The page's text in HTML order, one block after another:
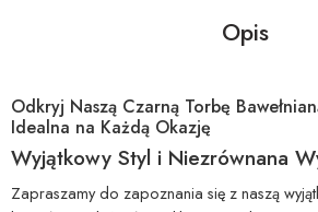
Opis
Odkryj Naszą Czarną Torbę
Idealna na Każdą Okazję
Wyjątkowy Styl i Niezrównana
Zapraszamy do zapoznania się z naszą